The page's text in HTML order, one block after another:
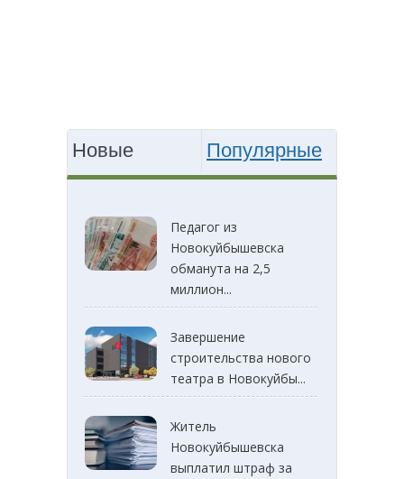
Новые Популярные
Педагог из
Новокуйбышевска
обманута на 2,5
миллион...
Завершение
строительства нового
театра в Новокуйбы...
Житель
Новокуйбышевска
выплатил штраф за